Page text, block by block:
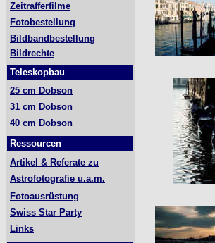
Zeitrafferfilme
Fotobestellung
Bildbandbestellung
Bildrechte
Teleskopbau
25 cm Dobson
31 cm Dobson
40 cm Dobson
Ressourcen
Artikel & Referate zu
Astrofotografie u.a.m.
Fotoausrüstung
Swiss Star Party
Links